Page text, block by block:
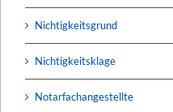
Nichtigkeitsgrund
Nichtigkeitsklage
Notarfachangestellte